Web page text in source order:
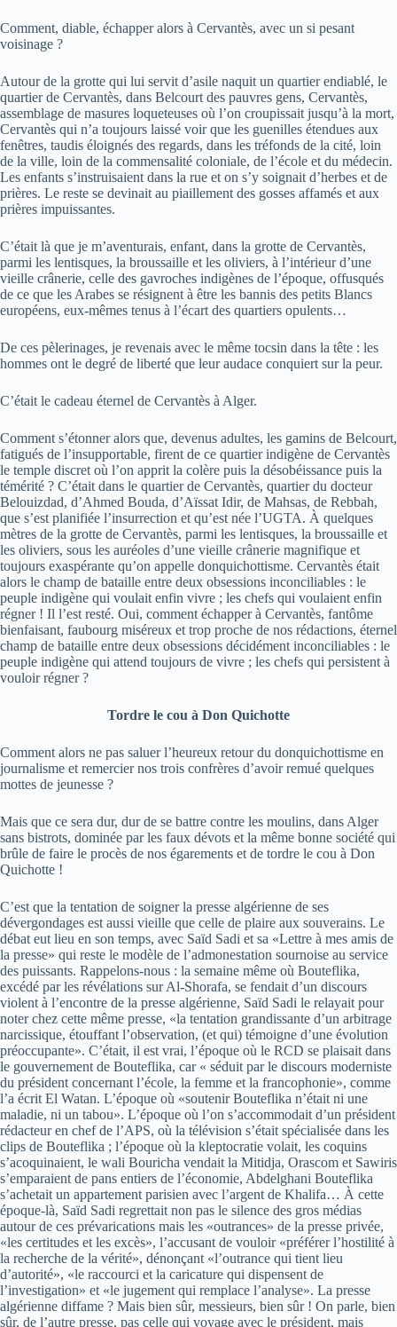
Comment, diable, échapper alors à Cervantès, avec un si pesant
voisinage ?
Autour de la grotte qui lui servit d’asile naquit un quartier endiablé, le
quartier de Cervantès, dans Belcourt des pauvres gens, Cervantès,
assemblage de masures loqueteuses où l’on croupissait jusqu’à la mort,
Cervantès qui n’a toujours laissé voir que les guenilles étendues aux
fenêtres, taudis éloignés des regards, dans les tréfonds de la cité, loin
de la ville, loin de la commensalité coloniale, de l’école et du médecin.
Les enfants s’instruisaient dans la rue et on s’y soignait d’herbes et de
prières. Le reste se devinait au piaillement des gosses affamés et aux
prières impuissantes.
C’était là que je m’aventurais, enfant, dans la grotte de Cervantès,
parmi les lentisques, la broussaille et les oliviers, à l’intérieur d’une
vieille crânerie, celle des gavroches indigènes de l’époque, offusqués
de ce que les Arabes se résignent à être les bannis des petits Blancs
européens, eux-mêmes tenus à l’écart des quartiers opulents…
De ces pèlerinages, je revenais avec le même tocsin dans la tête : les
hommes ont le degré de liberté que leur audace conquiert sur la peur.
C’était le cadeau éternel de Cervantès à Alger.
Comment s’étonner alors que, devenus adultes, les gamins de Belcourt,
fatigués de l’insupportable, firent de ce quartier indigène de Cervantès
le temple discret où l’on apprit la colère puis la désobéissance puis la
témérité ? C’était dans le quartier de Cervantès, quartier du docteur
Belouizdad, d’Ahmed Bouda, d’Aïssat Idir, de Mahsas, de Rebbah,
que s’est planifiée l’insurrection et qu’est née l’UGTA. À quelques
mètres de la grotte de Cervantès, parmi les lentisques, la broussaille et
les oliviers, sous les auréoles d’une vieille crânerie magnifique et
toujours exaspérante qu’on appelle donquichottisme. Cervantès était
alors le champ de bataille entre deux obsessions inconciliables : le
peuple indigène qui voulait enfin vivre ; les chefs qui voulaient enfin
régner ! Il l’est resté. Oui, comment échapper à Cervantès, fantôme
bienfaisant, faubourg miséreux et trop proche de nos rédactions, éternel
champ de bataille entre deux obsessions décidément inconciliables : le
peuple indigène qui attend toujours de vivre ; les chefs qui persistent à
vouloir régner ?
Tordre le cou à Don Quichotte
Comment alors ne pas saluer l’heureux retour du donquichottisme en
journalisme et remercier nos trois confrères d’avoir remué quelques
mottes de jeunesse ?
Mais que ce sera dur, dur de se battre contre les moulins, dans Alger
sans bistrots, dominée par les faux dévots et la même bonne société qui
brûle de faire le procès de nos égarements et de tordre le cou à Don
Quichotte !
C’est que la tentation de soigner la presse algérienne de ses
dévergondages est aussi vieille que celle de plaire aux souverains. Le
débat eut lieu en son temps, avec Saïd Sadi et sa «Lettre à mes amis de
la presse» qui reste le modèle de l’admonestation sournoise au service
des puissants. Rappelons-nous : la semaine même où Bouteflika,
excédé par les révélations sur Al-Shorafa, se fendait d’un discours
violent à l’encontre de la presse algérienne, Saïd Sadi le relayait pour
noter chez cette même presse, «la tentation grandissante d’un arbitrage
narcissique, étouffant l’observation, (et qui) témoigne d’une évolution
préoccupante». C’était, il est vrai, l’époque où le RCD se plaisait dans
le gouvernement de Bouteflika, car « séduit par le discours moderniste
du président concernant l’école, la femme et la francophonie», comme
l’a écrit El Watan. L’époque où «soutenir Bouteflika n’était ni une
maladie, ni un tabou». L’époque où l’on s’accommodait d’un président
rédacteur en chef de l’APS, où la télévision s’était spécialisée dans les
clips de Bouteflika ; l’époque où la kleptocratie volait, les coquins
s’acoquinaient, le wali Bouricha vendait la Mitidja, Orascom et Sawiris
s’emparaient de pans entiers de l’économie, Abdelghani Bouteflika
s’achetait un appartement parisien avec l’argent de Khalifa… À cette
époque-là, Saïd Sadi regrettait non pas le silence des gros médias
autour de ces prévarications mais les «outrances» de la presse privée,
«les certitudes et les excès», l’accusant de vouloir «préférer l’hostilité à
la recherche de la vérité», dénonçant «l’outrance qui tient lieu
d’autorité», «le raccourci et la caricature qui dispensent de
l’investigation» et «le jugement qui remplace l’analyse». La presse
algérienne diffame ? Mais bien sûr, messieurs, bien sûr ! On parle, bien
sûr, de l’autre presse, pas celle qui voyage avec le président, mais